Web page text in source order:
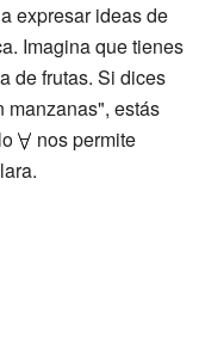
expresar ideas de
Imagina que tienes
de frutas. Si dices
manzanas", estás
nos permite